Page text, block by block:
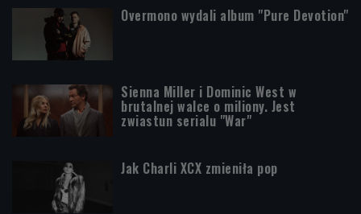
Overmono wydali album "Pure Devotion"
Sienna Miller i Dominic West w
brutalnej walce o miliony. Jest
zwiastun serialu "War"
Jak Charli XCX zmieniła pop